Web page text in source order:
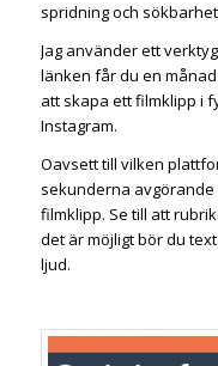
spridning och
Jag använder ett
länken får du en
att skapa ett filmklipp i
Instagram.
Oavsett till vilken
sekunderna
filmklipp. Se till att
det är möjligt bör du
ljud.